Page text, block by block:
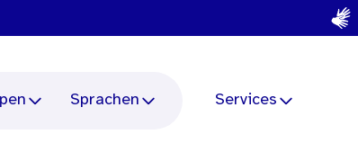
Sprachen Services